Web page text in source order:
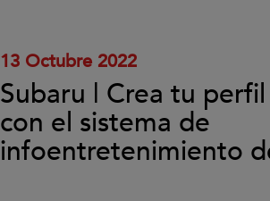
13 Octubre 2022
Subaru | Crea tu
con el sistema de
infoentretenimiento